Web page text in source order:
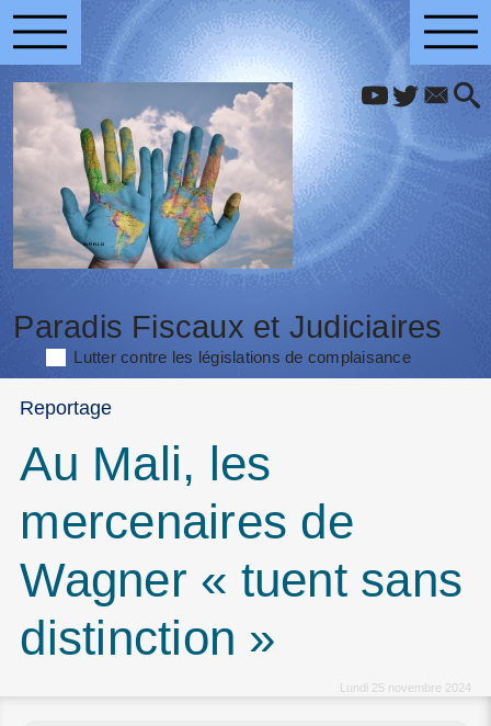
Paradis Fiscaux et Judiciaires
Lutter contre les législations de complaisance
Reportage
Au Mali, les
mercenaires de
Wagner « tuent sans
distinction »
Lundi 25 novembre 2024